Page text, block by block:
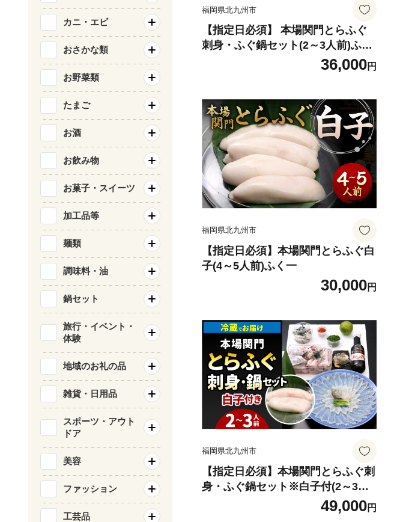
福岡県北九州市
【指定日必須】 本場関門とらふぐ
刺身・ふぐ鍋セット(2～3人前)ふく
36,000円
福岡県北九州市
【指定日必須】本場関門とらふぐ白
子(4～5人前)ふく一
30,000円
福岡県北九州市
【指定日必須】本場関門とらふぐ刺
身・ふぐ鍋セット※白子付(2～3人
49,000円
カニ・エビ
おさかな類
お野菜類
たまご
お酒
お飲み物
お菓子・スイーツ
加工品等
麺類
調味料・油
鍋セット
旅行・イベント・
体験
地域のお礼の品
雑貨・日用品
スポーツ・アウト
ドア
美容
ファッション
工芸品